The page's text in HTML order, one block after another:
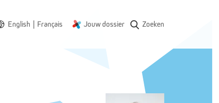
English | Français Jouw dossier Zoeken